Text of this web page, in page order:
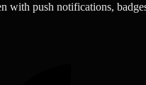
with push notifications,